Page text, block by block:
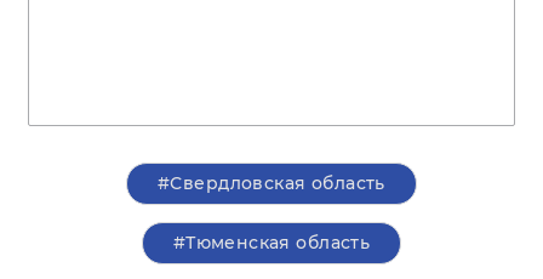
#Свердловская область
#Тюменская область